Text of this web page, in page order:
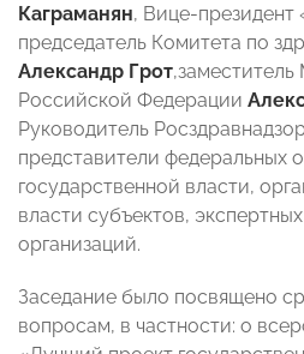
Каграманян, Вице-
председатель Комитета по
Александр Грот
Российской Федерации
Руководитель
представители федеральных
государственной власти,
власти субъектов,
организаций.
Заседание было посвящено
вопросам, в частности: о